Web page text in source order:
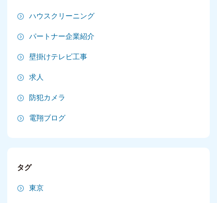
2024年8月
2024年7月
ハウスクリーニング
パートナー企業紹介
壁掛けテレビ工事
求人
防犯カメラ
電翔ブログ
タグ
東京